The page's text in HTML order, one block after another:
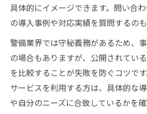
具体的にイメージできます。問い合
の導入事例や対応実績を質問するのも
警備業界では守秘義務があるため、
の場合もありますが、公開されてい
を比較することが失敗を防ぐコツで
サービスを利用する方は、具体的な
や自分のニーズに合致しているかを確